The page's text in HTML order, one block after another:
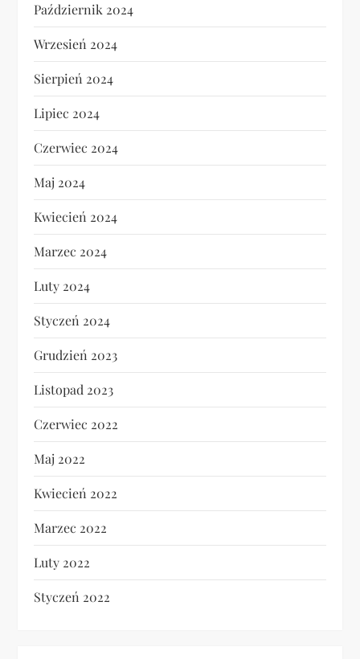
Październik 2024
Wrzesień 2024
Sierpień 2024
Lipiec 2024
Czerwiec 2024
Maj 2024
Kwiecień 2024
Marzec 2024
Luty 2024
Styczeń 2024
Grudzień 2023
Listopad 2023
Czerwiec 2022
Maj 2022
Kwiecień 2022
Marzec 2022
Luty 2022
Styczeń 2022